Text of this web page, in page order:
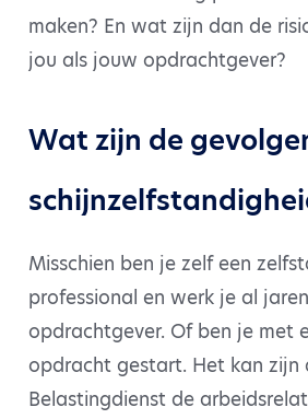
maken? En wat zijn dan de
jou als jouw opdrachtgever?
Wat zijn de
Misschien ben je zelf een
professional en werk je al
opdrachtgever. Of ben je met
opdracht gestart. Het kan zijn
Belastingdienst de